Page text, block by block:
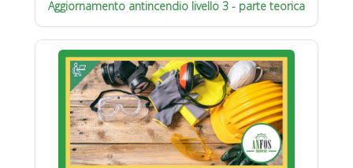
Aggiornamento antincendio livello 3 - parte teorica